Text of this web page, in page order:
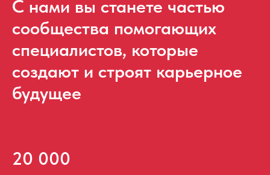
С нами вы станете частью
сообщества помогающих
специалистов, которые
создают и строят карьерное
будущее
20 000